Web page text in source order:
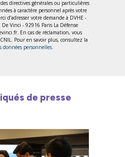
directives générales ou particulières
à caractère personnel après votre
d’adresser votre demande à DVHE -
Vinci - 92916 Paris La Défense
En cas de réclamation, vous
Pour en savoir plus, consultez la
personnelles.
de presse